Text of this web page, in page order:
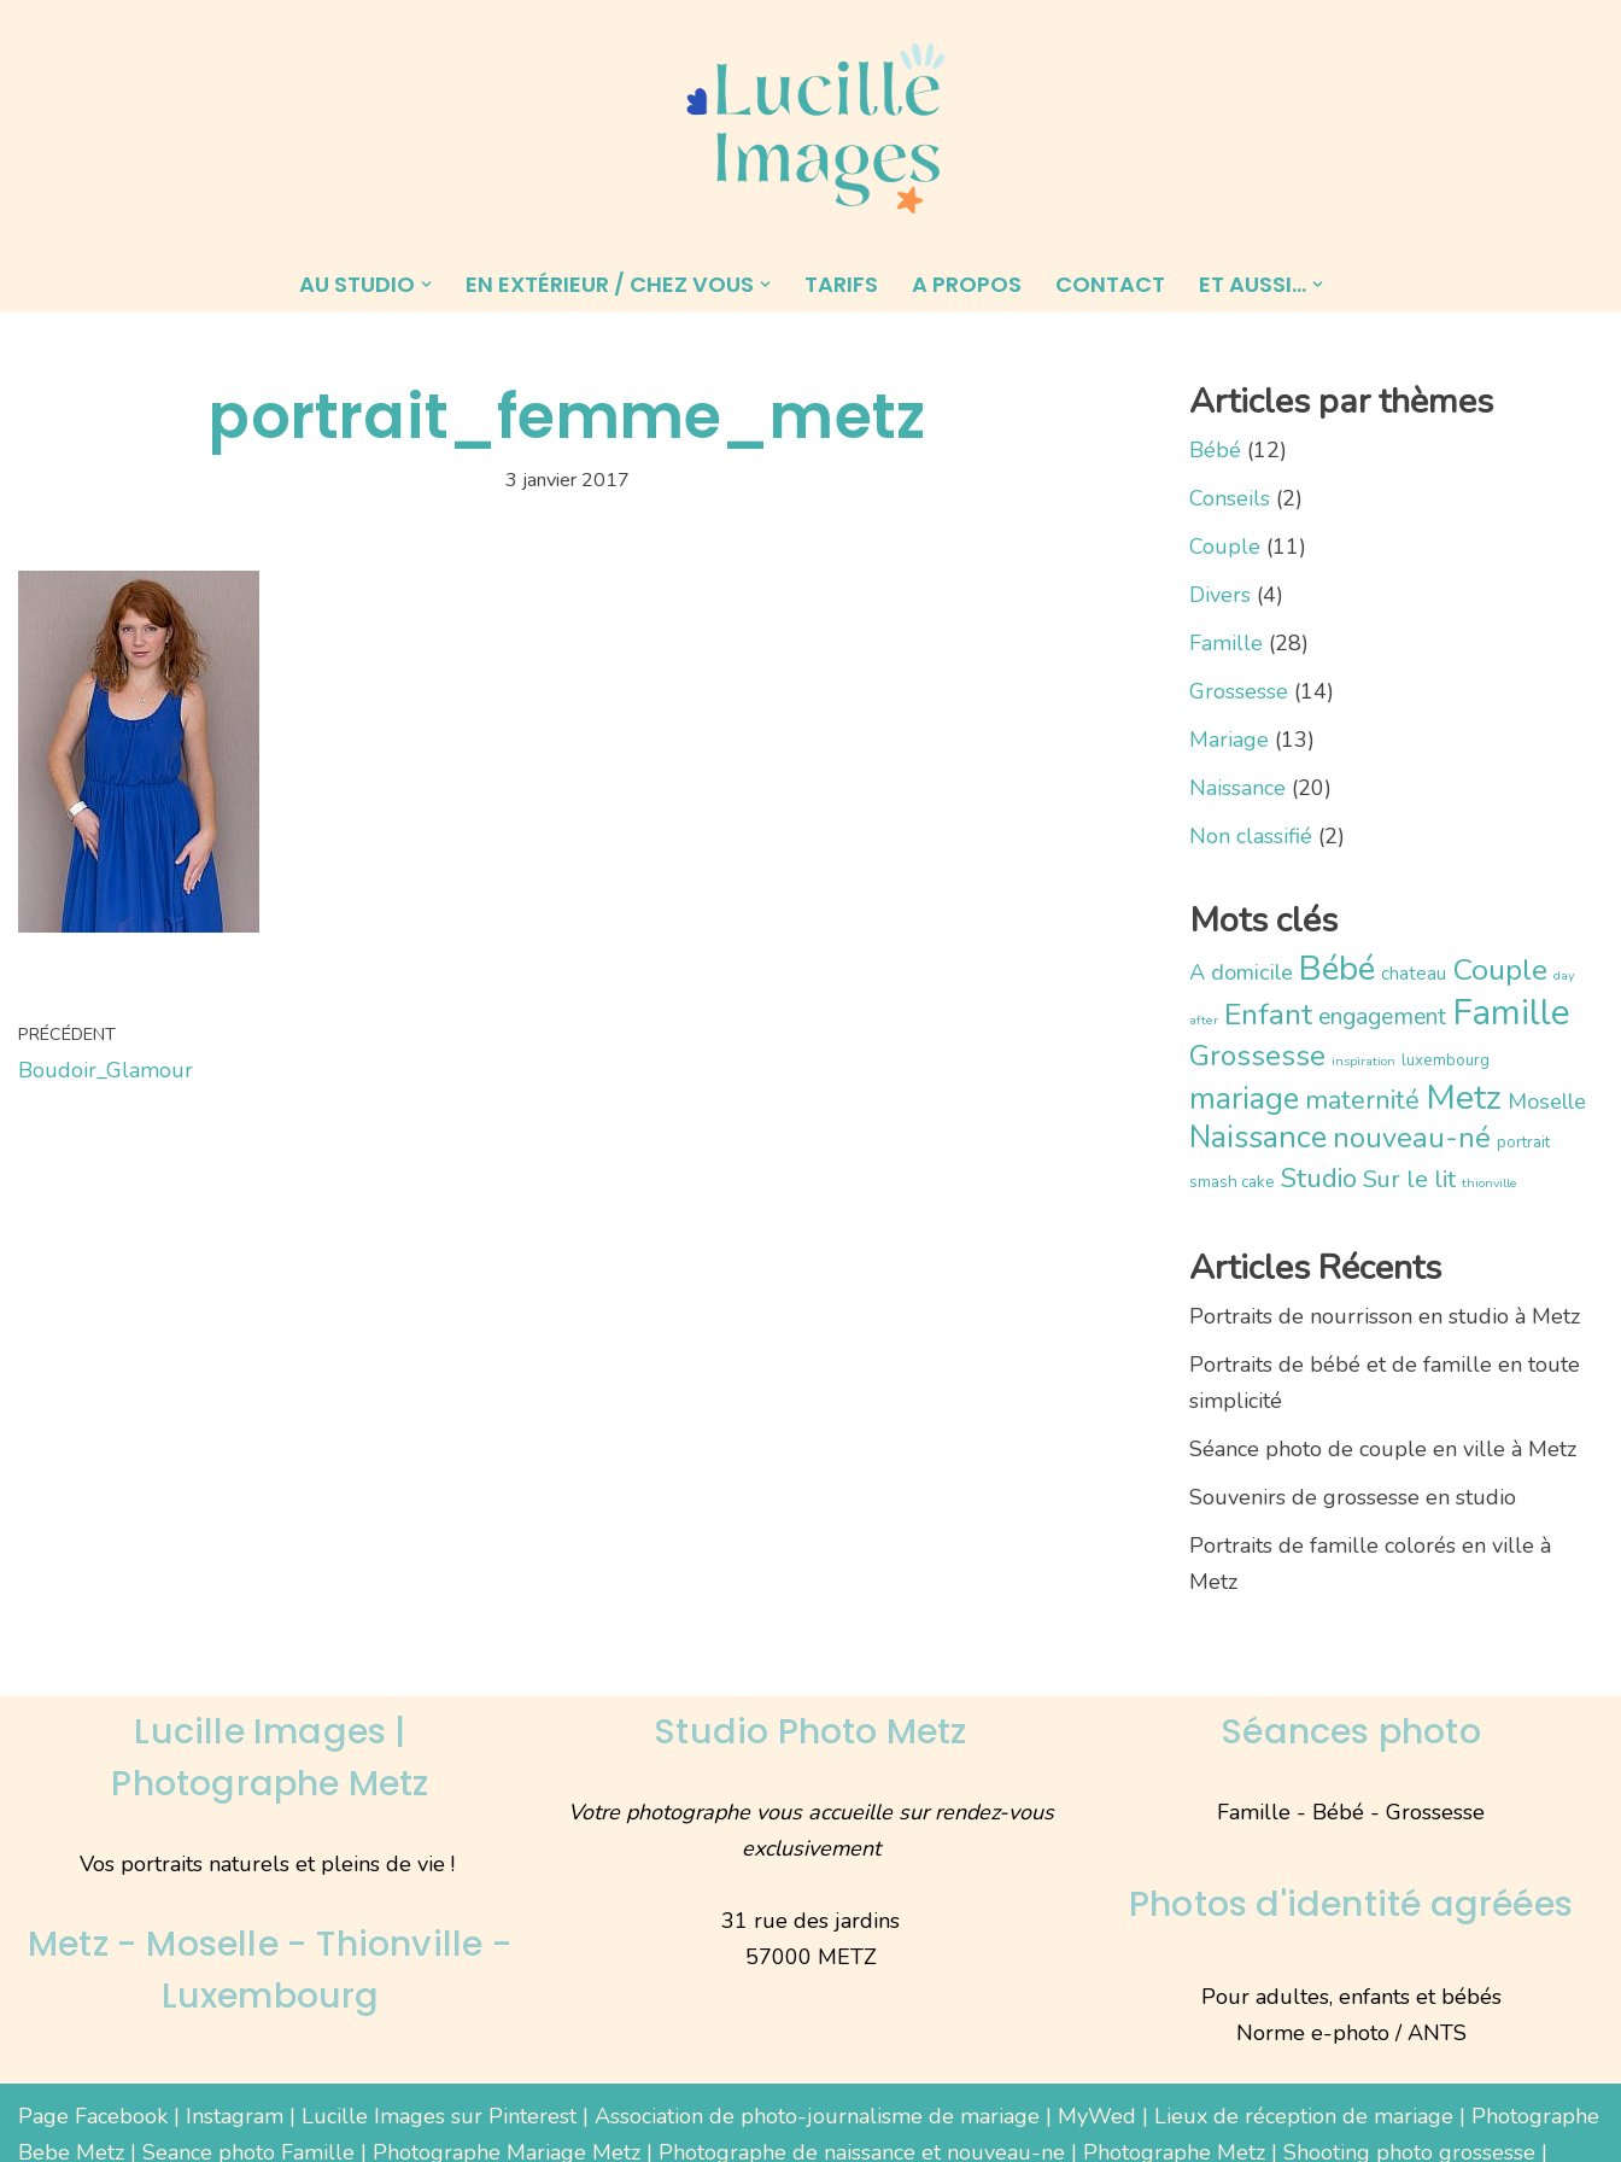
AU STUDIO EN EXTÉRIEUR / CHEZ VOUS TARIFS A PROPOS CONTACT ET AUSSI…
portrait_femme_metz
3 janvier 2017
PRÉCÉDENT
Boudoir_Glamour
Articles par thèmes
Bébé (12)
Conseils(2)
Couple (11)
Divers(4)
Famille (28)
Grossesse (14)
Mariage (13)
Naissance (20)
Non classifié (2)
Mots clés
A domicile Bébé chateau Couple day
after Enfant engagement Famille
Grossesse inspiration luxembourg
mariage maternité Metz Moselle
Naissance nouveau-né portrait
smash cake Studio Sur le lit thionville
Articles Récents
Portraits de nourrisson en studio à Metz
Portraits de bébé et de famille en toute
simplicité
Séance photo de couple en ville à Metz
Souvenirs de grossesse en studio
Portraits de famille colorés en ville à
Metz
Lucille Images |
Photographe Metz
Vos portraits naturels et pleins de vie !
Metz - Moselle - Thionville -
Luxembourg
Studio Photo Metz
Votre photographe vous accueille sur rendez-vous
exclusivement
31 rue des jardins
57000 METZ
Séances photo
Famille - Bébé - Grossesse
Photos d'identité agréées
Pour adultes, enfants et bébés
Norme e-photo / ANTS
Page Facebook | Instagram | Lucille Images sur Pinterest| Association de photo-journalisme de mariage | MyWed | Lieux de réception de mariage | Photographe
Bebe Metz | Seance photo Famille | Photographe Mariage Metz | Photographe de naissance et nouveau-ne | Photographe Metz | Shooting photo grossesse |